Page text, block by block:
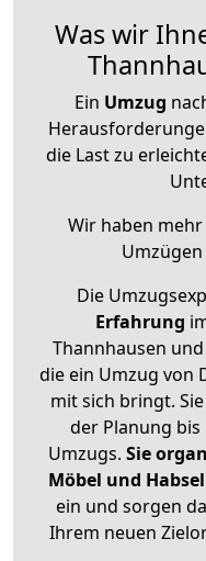
Was wir
Ein Umzug
die Last zu
Wir haben
Die
Erfahrung
Thannhausen
die ein Umzug von
mit sich bringt.
der Planung
Umzugs. Sie
Möbel und
ein und sorgen
Ihrem neuen